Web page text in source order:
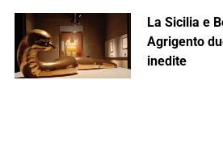
La Sicilia e
Agrigento
inedite